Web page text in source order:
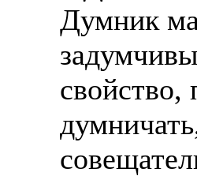
Думник
свойство,